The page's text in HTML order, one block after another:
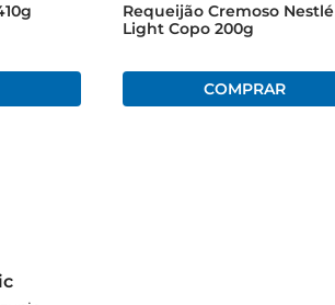
Requeijão Cremoso Nestlé
Light Copo 200g